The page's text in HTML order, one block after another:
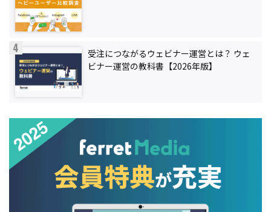
受注につながるウェビナー運営とは？ ウェ
ビナー運営の教科書【2026年版】